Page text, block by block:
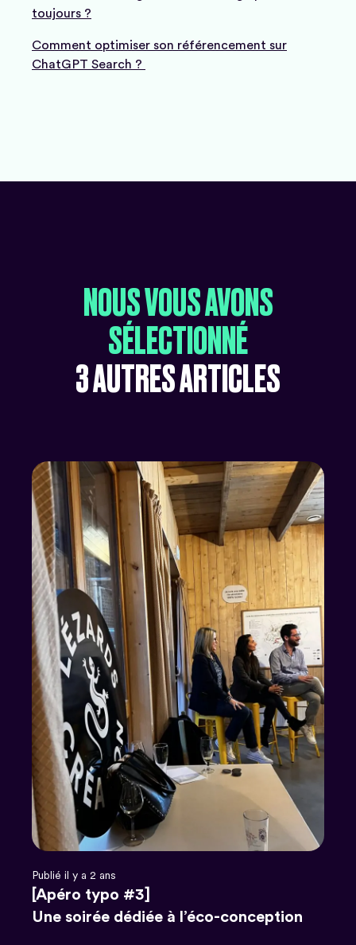
toujours ?
Comment optimiser son référencement sur
ChatGPT Search ?
NOUSVOUSAVONS
SÉLECTIONNÉ
3AUTRESARTICLES
Publié il y a 2 ans
[Apéro typo #3]
Une soirée dédiée à l’éco-conception